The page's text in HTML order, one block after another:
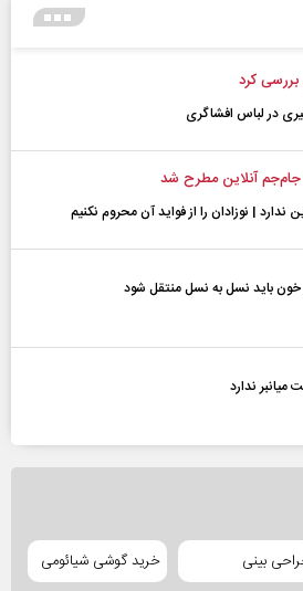
کرد
در لباس افشاگری
جام‌جم آنلاین مطرح شد
ندارد | نوزادان را از فواید آن محروم نکنیم
باید نسل به نسل منتقل شود
ندارد
بینی خرید گوشی شیائومی